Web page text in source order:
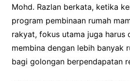
Mohd. Razlan berkata, ketika
program pembinaan rumah
rakyat, fokus utama juga harus
membina dengan lebih banyak
bagi golongan berpendapatan